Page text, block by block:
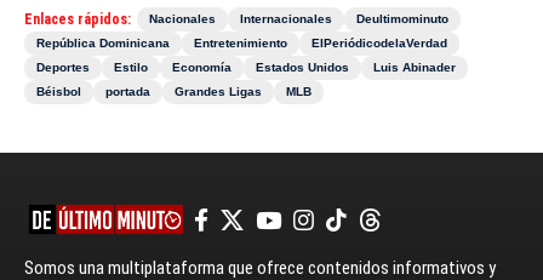
Enlaces rápidos: Nacionales Internacionales
Deultimominuto
República Dominicana
Entretenimiento
ElPeriódicodelaVerdad
Deportes
Estilo Economía Estados Unidos
Luis Abinader
Béisbol
portada Grandes Ligas MLB
Somos una multiplataforma que ofrece contenidos informativos y